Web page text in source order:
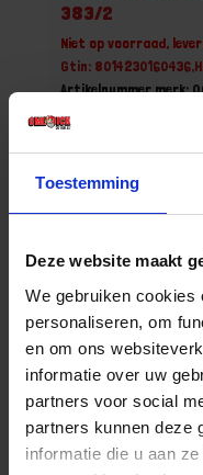
Toestemming
Deze website maakt
We gebruiken cookies
personaliseren, om
en om ons
informatie over uw
partners voor social
partners kunnen deze
informatie die u aan
383/2
Niet op voorraad,
Gtin:
Artikelnummer merk:
-
Bestel nu!